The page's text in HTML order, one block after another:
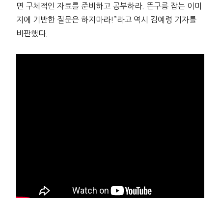
면 구체적인 자료를 준비하고 공부하라. 뜬구름 잡는 이미
지에 기반한 질문은 하지마라!”라고 역시 김예령 기자를
비판했다.